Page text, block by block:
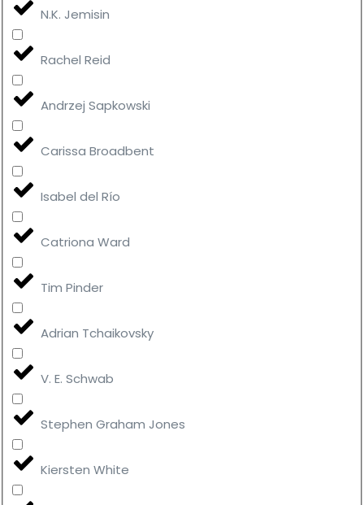
N.K. Jemisin
Rachel Reid
Andrzej Sapkowski
Carissa Broadbent
Isabel del Río
Catriona Ward
Tim Pinder
Adrian Tchaikovsky
V. E. Schwab
Stephen Graham Jones
Kiersten White